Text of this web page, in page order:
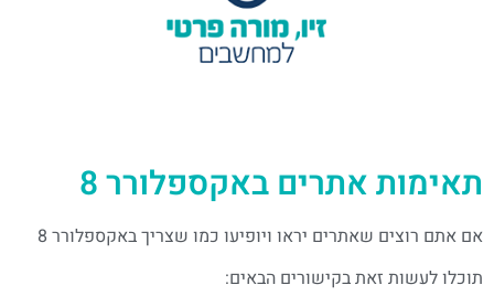
תאימות אתרים באקספלורר 8
אם אתם רוצים שאתרים יראו ויופיעו כמו שצריך באקספלורר 8
תוכלו לעשות זאת בקישורים הבאים: